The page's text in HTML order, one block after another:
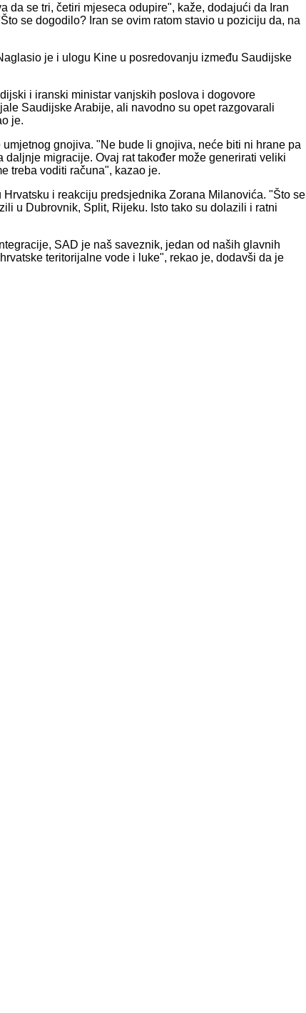
da se tri, četiri mjeseca odupire", kaže, dodajući da Iran
se dogodilo? Iran se ovim ratom stavio u poziciju da, na
je i ulogu Kine u posredovanju između Saudijske
i iranski ministar vanjskih poslova i dogovore
Saudijske Arabije, ali navodno su opet razgovarali
je.
gnojiva. "Ne bude li gnojiva, neće biti ni hrane pa
migracije. Ovaj rat također može generirati veliki
treba voditi računa", kazao je.
i reakciju predsjednika Zorana Milanovića. "Što se
u Dubrovnik, Split, Rijeku. Isto tako su dolazili i ratni
SAD je naš saveznik, jedan od naših glavnih
teritorijalne vode i luke", rekao je, dodavši da je